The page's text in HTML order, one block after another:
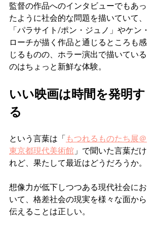
監督の作品へのインタビューでもあっ
たように社会的な問題を描いていて、
「パラサイト/ポン・ジュノ」やケン・
ローチが描く作品と通じるところも感
じるものの、ホラー演出で描いている
のはちょっと新鮮な体験。
いい映画は時間を発明す
る
という言葉は「 もつれるものたち展＠
東京都現代美術館 」で聞いた言葉だけ
れど、果たして最近はどうだろうか。
想像力が低下しつつある現代社会にお
いて、格差社会の現実を様々な面から
伝えることは正しい。